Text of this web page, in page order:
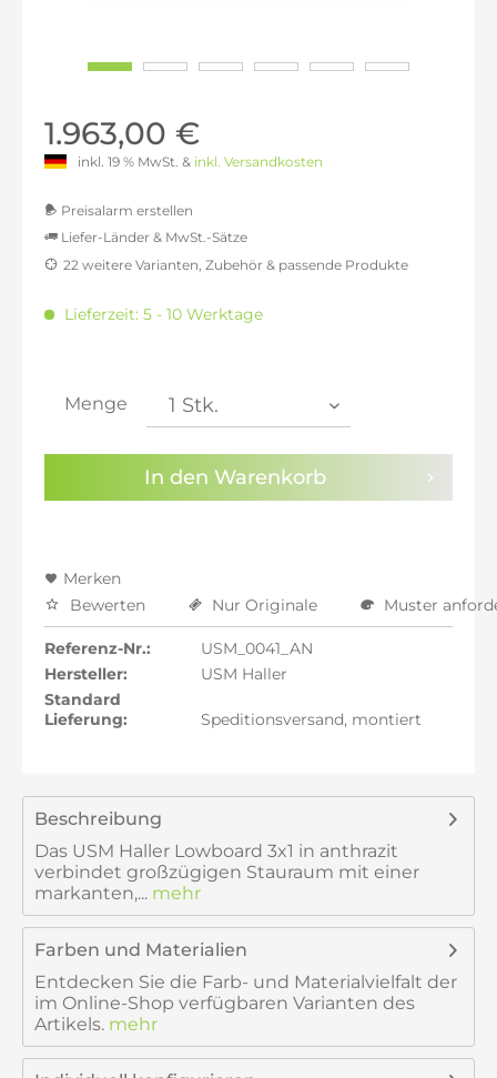
1.963,00 €
inkl. 19 % MwSt. & inkl. Versandkosten
Preisalarm erstellen
Sie haben dieDatenschutzbestimmungenzur
Kenntnis genommen.
Liefer-Länder & MwSt.-Sätze
inkl. 16% MwSt.: 1.913,51 €
inkl. 20% MwSt.: 1.979,50 €
inkl. 21% MwSt.: 1.995,99 €
inkl. 22% MwSt.: 2.012,49 €
22 weitere Varianten, Zubehör & passende Produkte
Lieferzeit: 5 - 10 Werktage
Menge
In den Warenkorb
Merken
Bewerten
Nur Originale Muster
Referenz-Nr.:
USM_0041_AN
Hersteller:
USM Haller
Standard
Lieferung:
Speditionsversand, montiert
Beschreibung
Das USM Haller Lowboard 3x1 in anthrazit
verbindet großzügigen Stauraum mit einer
markanten,... mehr
Farben und Materialien
Entdecken Sie die Farb- und Materialvielfalt der
im Online-Shop verfügbaren Varianten des
Artikels. mehr